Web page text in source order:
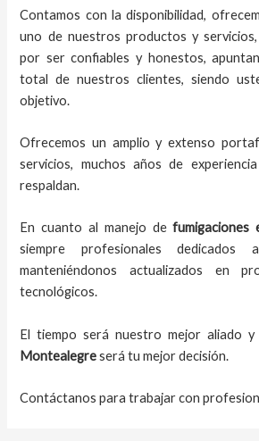
Contamos con la disponibilidad,
uno de nuestros productos y
por ser confiables y honestos,
total de nuestros clientes, siendo
objetivo.
Ofrecemos un amplio y extenso
servicios, muchos años de
respaldan.
En cuanto al manejo defumigaciones
siempre profesionales dedicados
manteniéndonos actualizados en
tecnológicos.
El tiempo será nuestro mejor aliado y
Montealegreserá tu mejor decisión.
Contáctanos para trabajar con